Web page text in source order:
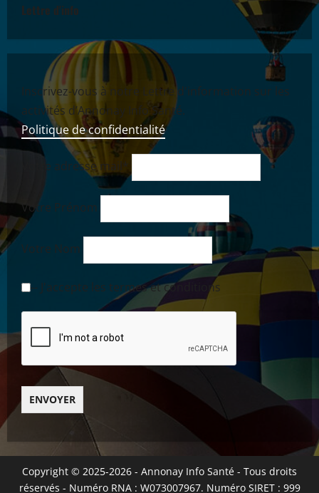
Lettre d'info
Inscrivez-vous à notre Lettre d'information sur les
activités d’Annonay Info Santé.
Politique de confidentialité
Votre adresse mail*
Votre Prénom
Votre Nom
-- J'accepte les termes et conditions